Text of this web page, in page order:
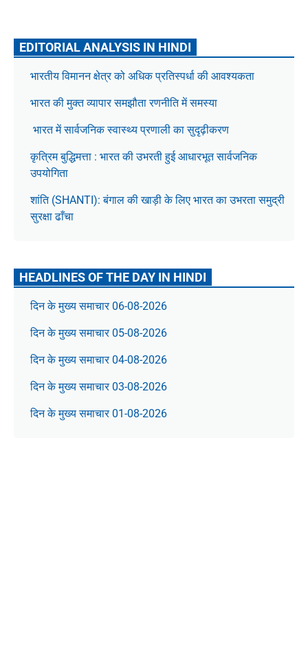
EDITORIAL ANALYSIS IN HINDI
भारतीय विमानन क्षेत्र को अधिक प्रतिस्पर्धा की आवश्यकता
भारत की मुक्त व्यापार समझौता रणनीति में समस्या
भारत में सार्वजनिक स्वास्थ्य प्रणाली का सुदृढ़ीकरण
कृत्रिम बुद्धिमत्ता : भारत की उभरती हुई आधारभूत सार्वजनिक
उपयोगिता
शांति (SHANTI): बंगाल की खाड़ी के लिए भारत का उभरता समुद्री
सुरक्षा ढाँचा
HEADLINES OF THE DAY IN HINDI
दिन के मुख्य समाचार 06-08-2026
दिन के मुख्य समाचार 05-08-2026
दिन के मुख्य समाचार 04-08-2026
दिन के मुख्य समाचार 03-08-2026
दिन के मुख्य समाचार 01-08-2026